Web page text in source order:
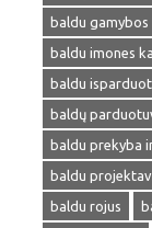
baldu gamybos
baldu imones
baldu
baldų
baldu prekyba
baldu
baldu rojus